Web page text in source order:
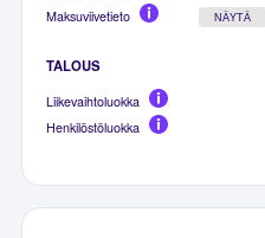
Maksuviivetieto
NÄYTÄ
TALOUS
Liikevaihtoluokka
Henkilöstöluokka